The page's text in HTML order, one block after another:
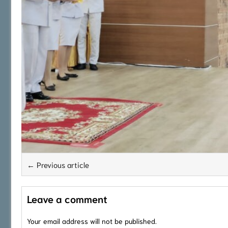
← Previous article
Leave a comment
Your email address will not be published.